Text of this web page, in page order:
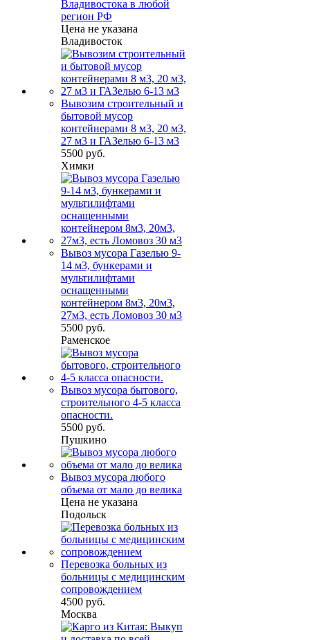
Владивостока в любой
регион РФ
Цена не указана
Владивосток
Вывозим строительный и
бытовой мусор
контейнерами 8 м3, 20 м3,
27 м3 и ГАЗелью 6-13 м3
5500 руб.
Химки
Вывоз мусора Газелью 9-
14 м3, бункерами и
мультилифтами
оснащенными
контейнером 8м3, 20м3,
27м3, есть Ломовоз 30 м3
5500 руб.
Раменское
Вывоз мусора бытового,
строительного 4-5 класса
опасности.
5500 руб.
Пушкино
Вывоз мусора любого
объема от мало до велика
Цена не указана
Подольск
Перевозка больных из
больницы с медицинским
сопровождением
4500 руб.
Москва